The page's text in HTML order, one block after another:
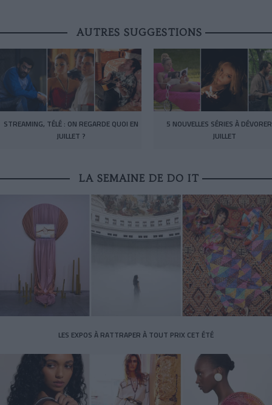
AUTRES SUGGESTIONS
STREAMING, TÉLÉ : ON REGARDE QUOI EN
JUILLET ?
5 NOUVELLES SÉRIES À
JUILLET
LA SEMAINE DE DO IT
LES EXPOS À RATTRAPER À TOUT PRIX CET ÉTÉ